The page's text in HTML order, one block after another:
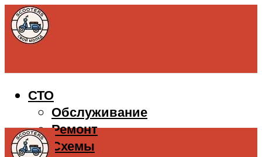
СТО
Обслуживание
Ремонт
Схемы